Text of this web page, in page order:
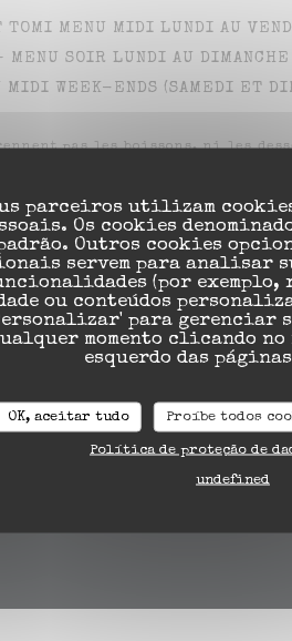
parceiros utilizam
Os cookies
Outros cookies
servem para analisar
(por exemplo,
ou conteúdos
para gerenciar
momento clicando
esquerdo das
OK, aceitar tudo Proíbe todos
Política de proteção de
undefined
TOMI MENU MIDI LUNDI AU
LUNDI AU DIMANCHE
ENDS (SAMEDI ET
pas les boissons, ni les
Mapa e
05 56 91 03 02